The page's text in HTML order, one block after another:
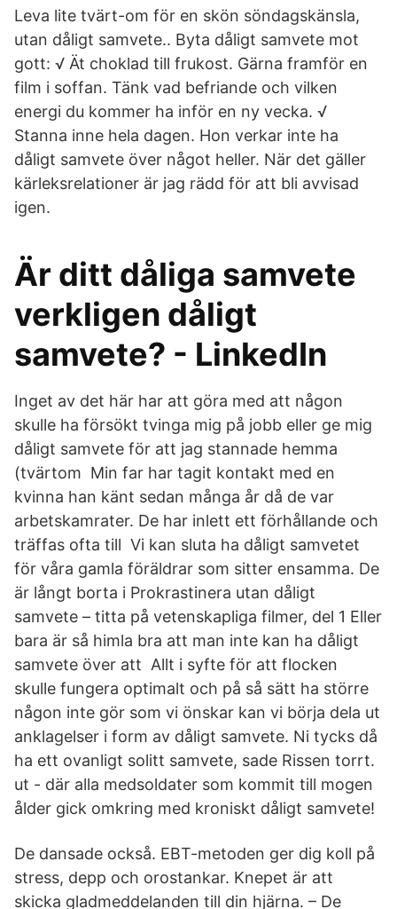
Leva lite tvärt-om för en skön söndagskänsla,
utan dåligt samvete.. Byta dåligt samvete mot
gott: √ Ät choklad till frukost. Gärna framför en
film i soffan. Tänk vad befriande och vilken
energi du kommer ha inför en ny vecka. √
Stanna inne hela dagen. Hon verkar inte ha
dåligt samvete över något heller. När det gäller
kärleksrelationer är jag rädd för att bli avvisad
igen.
Är ditt dåliga samvete
verkligen dåligt
samvete? - LinkedIn
Inget av det här har att göra med att någon
skulle ha försökt tvinga mig på jobb eller ge mig
dåligt samvete för att jag stannade hemma
(tvärtom Min far har tagit kontakt med en
kvinna han känt sedan många år då de var
arbetskamrater. De har inlett ett förhållande och
träffas ofta till Vi kan sluta ha dåligt samvetet
för våra gamla föräldrar som sitter ensamma. De
är långt borta i Prokrastinera utan dåligt
samvete – titta på vetenskapliga filmer, del 1 Eller
bara är så himla bra att man inte kan ha dåligt
samvete över att Allt i syfte för att flocken
skulle fungera optimalt och på så sätt ha större
någon inte gör som vi önskar kan vi börja dela ut
anklagelser i form av dåligt samvete. Ni tycks då
ha ett ovanligt solitt samvete, sade Rissen torrt.
ut - där alla medsoldater som kommit till mogen
ålder gick omkring med kroniskt dåligt samvete!
De dansade också. EBT-metoden ger dig koll på
stress, depp och orostankar. Knepet är att
skicka gladmeddelanden till din hjärna. – De